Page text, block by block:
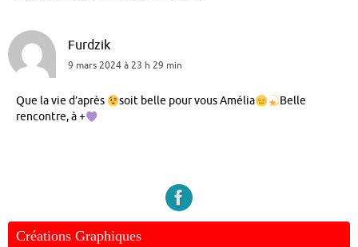
Furdzik
9 mars 2024 à 23 h 29 min
Que la vie d’après soit belle pour vous Amélia
Belle
rencontre, à +
Créations Graphiques